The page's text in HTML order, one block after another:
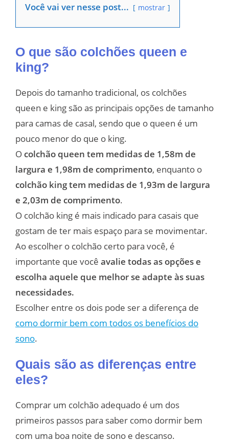
Você vai ver nesse post... mostrar
O que são colchões queen e
king?
Depois do tamanho tradicional, os colchões
queen e king são as principais opções de tamanho
para camas de casal, sendo que o queen é um
pouco menor do que o king.
Ocolchão queen tem medidas de 1,58m de
largura e 1,98m de comprimento, enquanto o
colchão king tem medidas de 1,93m de largura
e 2,03m de comprimento.
O colchão king é mais indicado para casais que
gostam de ter mais espaço para se movimentar.
Ao escolher o colchão certo para você, é
importante que você avalie todas as opções e
escolha aquele que melhor se adapte às suas
necessidades.
Escolher entre os dois pode ser a diferença de
como dormir bem com todos os benefícios do
sono.
Quais são as diferenças entre
eles?
Comprar um colchão adequado é um dos
primeiros passos para saber como dormir bem
com uma boa noite de sono e descanso.